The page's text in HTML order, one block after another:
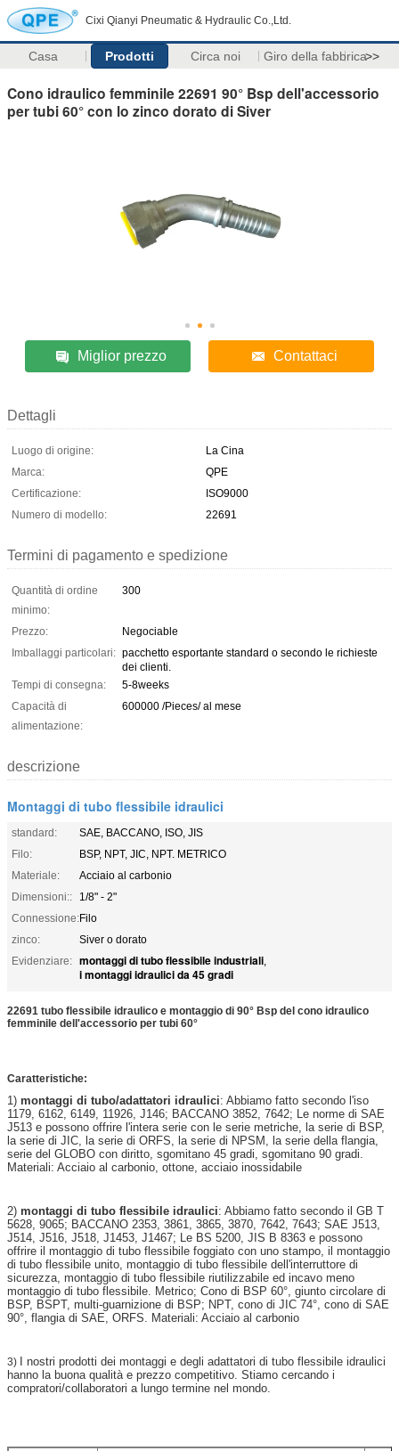
Cixi Qianyi Pneumatic & Hydraulic Co.,Ltd.
Casa Prodotti Circa noi Giro della fabbrica>>
Cono idraulico femminile 22691 90° Bsp dell'accessorio
per tubi 60° con lo zinco dorato di Siver
Miglior prezzo Contattaci
Dettagli
Luogo di origine:
La Cina
Marca:
QPE
Certificazione:
ISO9000
Numero di modello:
22691
Termini di pagamento e spedizione
Quantità di ordine
minimo:
300
Prezzo:
Negociable
Imballaggi particolari: pacchetto esportante standard o secondo le richieste
dei clienti.
Tempi di consegna:
5-8weeks
Capacità di
alimentazione:
600000 /Pieces/ al mese
descrizione
Montaggi di tubo flessibile idraulici
standard:
SAE, BACCANO, ISO, JIS
Filo:
BSP, NPT, JIC, NPT. METRICO
Materiale:
Acciaio al carbonio
Dimensioni::
1/8" - 2"
Connessione:Filo
zinco:
Siver o dorato
Evidenziare: montaggi di tubo flessibile industriali,
i montaggi idraulici da 45 gradi
22691 tubo flessibile idraulico e montaggio di 90° Bsp del cono idraulico
femminile dell'accessorio per tubi 60°
Caratteristiche:
1) montaggi di tubo/adattatori idraulici: Abbiamo fatto secondo l'iso
1179, 6162, 6149, 11926, J146; BACCANO 3852, 7642; Le norme di SAE
J513 e possono offrire l'intera serie con le serie metriche, la serie di BSP,
la serie di JIC, la serie di ORFS, la serie di NPSM, la serie della flangia,
serie del GLOBO con diritto, sgomitano 45 gradi, sgomitano 90 gradi.
Materiali: Acciaio al carbonio, ottone, acciaio inossidabile
2) montaggi di tubo flessibile idraulici: Abbiamo fatto secondo il GB T
5628, 9065; BACCANO 2353, 3861, 3865, 3870, 7642, 7643; SAE J513,
J514, J516, J518, J1453, J1467; Le BS 5200, JIS B 8363 e possono
offrire il montaggio di tubo flessibile foggiato con uno stampo, il montaggio
di tubo flessibile unito, montaggio di tubo flessibile dell'interruttore di
sicurezza, montaggio di tubo flessibile riutilizzabile ed incavo meno
montaggio di tubo flessibile. Metrico; Cono di BSP 60°, giunto circolare di
BSP, BSPT, multi-guarnizione di BSP; NPT, cono di JIC 74°, cono di SAE
90°, flangia di SAE, ORFS. Materiali: Acciaio al carbonio
3)
I nostri prodotti dei montaggi e degli adattatori di tubo flessibile idraulici
hanno la buona qualità e prezzo competitivo. Stiamo cercando i
compratori/collaboratori a lungo termine nel mondo.